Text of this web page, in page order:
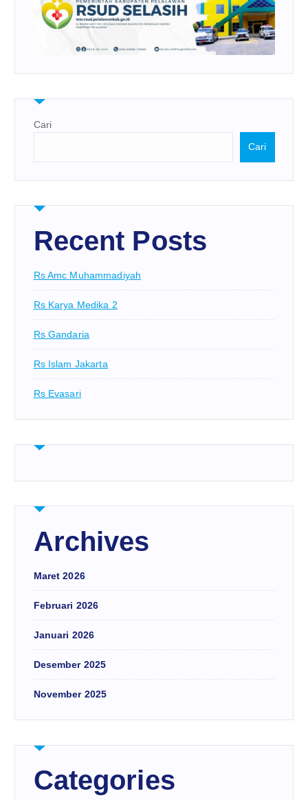
Cari
Cari
Recent Posts
Rs Amc Muhammadiyah
Rs Karya Medika 2
Rs Gandaria
Rs Islam Jakarta
Rs Evasari
Archives
Maret 2026
Februari 2026
Januari 2026
Desember 2025
November 2025
Categories